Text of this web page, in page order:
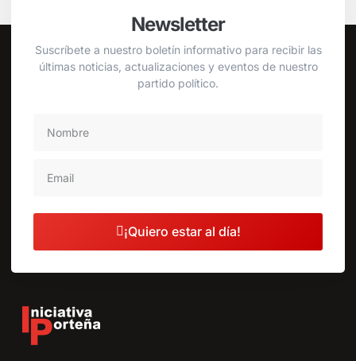
Newsletter
Suscríbete a nuestro boletín informativo para recibir las
últimas noticias, actualizaciones y eventos de nuestro
partido político.
¡Quiero estar al día!